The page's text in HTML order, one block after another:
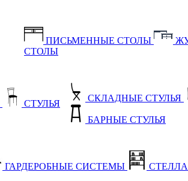
ПИСЬМЕННЫЕ СТОЛЫ
СТОЛЫ
СТУЛЬЯ
СКЛАДНЫЕ СТУЛЬЯ
БАРНЫЕ СТУЛЬЯ
ГАРДЕРОБНЫЕ СИСТЕМЫ